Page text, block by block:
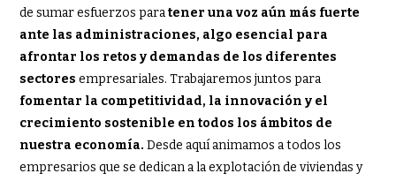
de sumar esfuerzos paratener una voz aún más fuerte
ante las administraciones, algo esencial para
afrontar los retos y demandas de los diferentes
sectores empresariales. Trabajaremos juntos para
fomentar la competitividad, la innovación y el
crecimiento sostenible en todos los ámbitos de
nuestra economía. Desde aquí animamos a todos los
empresarios que se dedican a la explotación de viviendas y